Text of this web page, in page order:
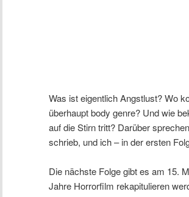
Was ist eigentlich Angstlust? Wo
überhaupt body genre? Und wie
auf die Stirn tritt? Darüber
schrieb, und ich – in der ersten
Die nächste Folge gibt es am 15.
Jahre Horrorfilm rekapitulieren